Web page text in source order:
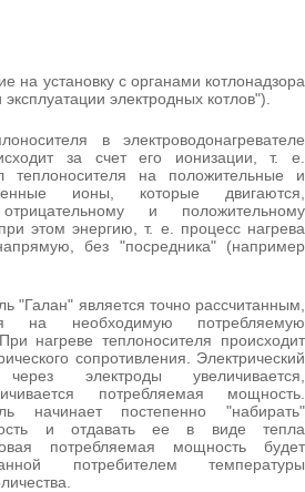
на установку с органами котлонадзора
электродных котлов").
в электроводонагревателе
за счет его ионизации, т. е.
теплоносителя на положительные и
ионы, которые двигаются,
и положительному
этом энергию, т. е. процесс нагрева
без "посредника" (например
"Галан" является точно рассчитанным,
на необходимую потребляемую
нагреве теплоносителя происходит
сопротивления. Электрический
электроды увеличивается,
потребляемая мощность.
начинает постепенно "набирать"
и отдавать ее в виде тепла
потребляемая мощность будет
потребителем температуры